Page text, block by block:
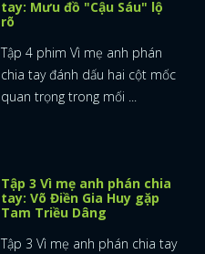
tay: Mưu đồ "Cậu Sáu" lộ
rõ
Tập 4 phim Vì mẹ anh phán
chia tay đánh dấu hai cột mốc
quan trọng trong mối ...
Tập 3 Vì mẹ anh phán chia
tay: Võ Điền Gia Huy gặp
Tam Triều Dâng
Tập 3 Vì mẹ anh phán chia tay